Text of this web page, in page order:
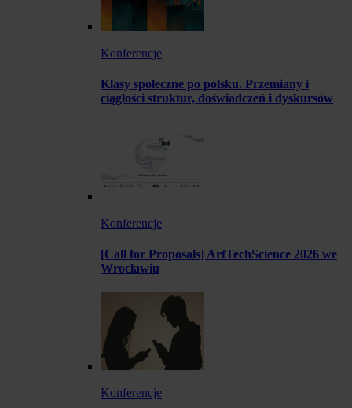
Konferencje
Klasy społeczne po polsku. Przemiany i
ciągłości struktur, doświadczeń i dyskursów
Konferencje
[Call for Proposals] ArtTechScience 2026 we
Wrocławiu
Konferencje